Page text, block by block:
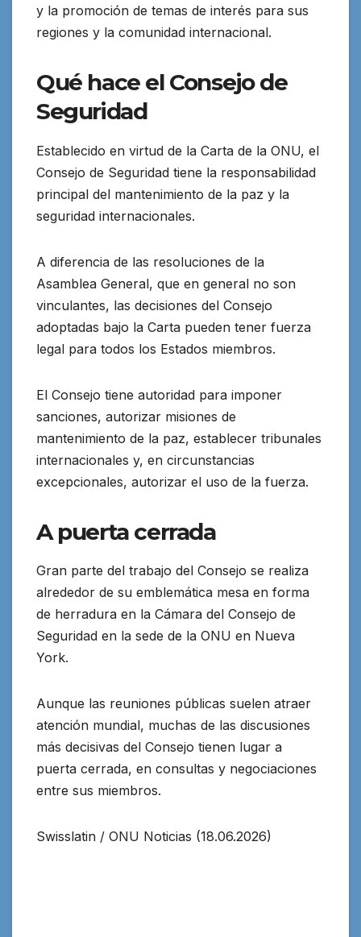
y la promoción de temas de interés para sus
regiones y la comunidad internacional.
Qué hace el Consejo de
Seguridad
Establecido en virtud de la Carta de la ONU, el
Consejo de Seguridad tiene la responsabilidad
principal del mantenimiento de la paz y la
seguridad internacionales.
A diferencia de las resoluciones de la
Asamblea General, que en general no son
vinculantes, las decisiones del Consejo
adoptadas bajo la Carta pueden tener fuerza
legal para todos los Estados miembros.
El Consejo tiene autoridad para imponer
sanciones, autorizar misiones de
mantenimiento de la paz, establecer tribunales
internacionales y, en circunstancias
excepcionales, autorizar el uso de la fuerza.
A puerta cerrada
Gran parte del trabajo del Consejo se realiza
alrededor de su emblemática mesa en forma
de herradura en la Cámara del Consejo de
Seguridad en la sede de la ONU en Nueva
York.
Aunque las reuniones públicas suelen atraer
atención mundial, muchas de las discusiones
más decisivas del Consejo tienen lugar a
puerta cerrada, en consultas y negociaciones
entre sus miembros.
Swisslatin / ONU Noticias (18.06.2026)